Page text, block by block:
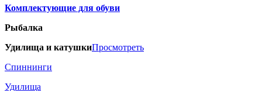
Комплектующие для обуви
Рыбалка
Удилища и катушкиПросмотреть
Спиннинги
Удилища